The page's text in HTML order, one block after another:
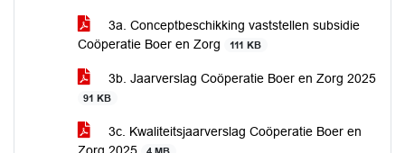
3a. Conceptbeschikking vaststellen subsidie
Coöperatie Boer en Zorg
111 KB
3b. Jaarverslag Coöperatie Boer en Zorg 2025
91 KB
3c. Kwaliteitsjaarverslag Coöperatie Boer en